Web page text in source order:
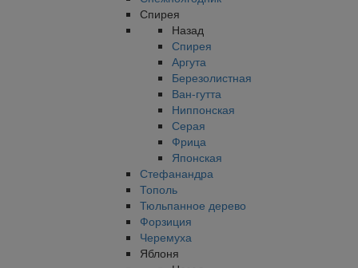
Спирея
Назад
Спирея
Аргута
Березолистная
Ван-гутта
Ниппонская
Серая
Фрица
Японская
Стефанандра
Тополь
Тюльпанное дерево
Форзиция
Черемуха
Яблоня